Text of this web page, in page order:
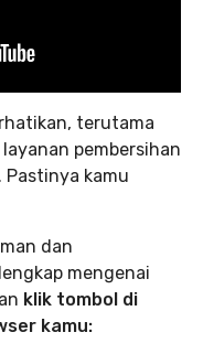
terutama
pembersihan
Pastinya kamu
dan
mengenai
klik tombol di
kamu: